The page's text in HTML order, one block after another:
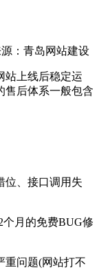
：青岛网站建设
站上线后稳定运
售后体系一般包含
、接口调用失
月的免费BUG修
问题(网站打不